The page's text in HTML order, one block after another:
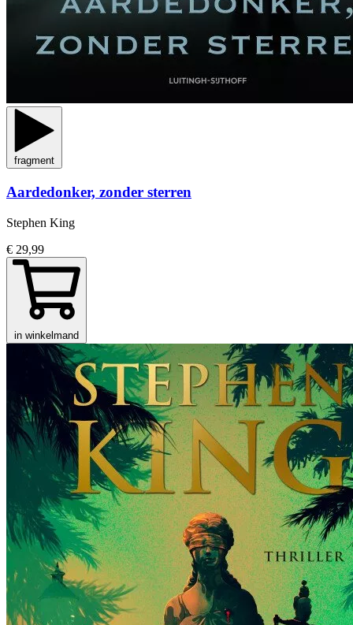
fragment
Aardedonker, zonder sterren
Stephen King
€ 29,99
in winkelmand